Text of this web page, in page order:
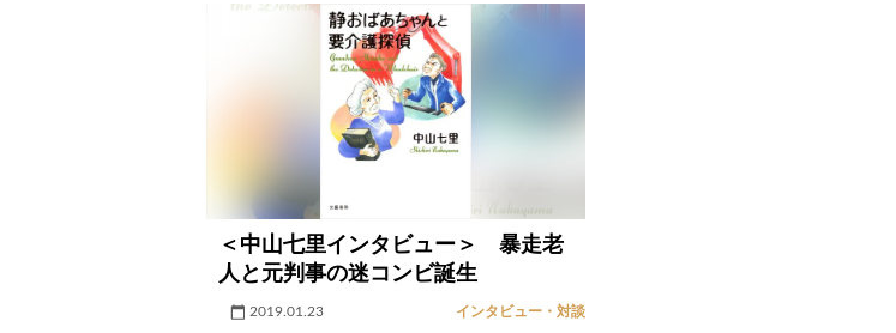
＜中山七里インタビュー＞ 暴走老
人と元判事の迷コンビ誕生
2019.01.23 インタビュー・対談